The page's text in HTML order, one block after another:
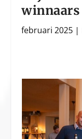
februari 2025 |